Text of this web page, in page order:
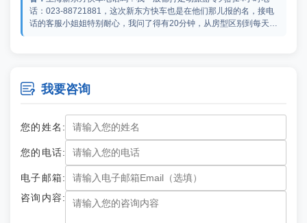
话：023-88721881，这次新东方快车也是在他们那儿报的名，接电
话的客服小姐姐特别耐心，我问了得有20分钟，从房型区别到每天几
上到北屯直接去禾木，完全不耽误。
作为铁路爱好者，我看过官方发布的实车视频和参数，可以负责
休闲桌椅、干湿分离卫浴，双床能拼大床。玺悦金钻一节4间住8人。
铂悦金钻上下铺，下铺抬高能塞32寸行李箱。至于新东方快车新疆游
什么地方可以报名参团，建议找官方代理商，比如足动旅游专列，他
们好像是新东方快车的合作方，可以在那儿了解排期和详细报价。重
点是：这车晚上跑路、白天停景点，不中转不换铺，省心是真省心，
价格也是真高端。
纪念日想和老婆去新疆旅游，不知道新东方快车的旅游线路
会安排哪些景点呀？
另一半坐过一次新东方快车旅游专列，简直就是把蜜月搬去新疆！我
 我要咨询
您的姓名:
您的电话:
电子邮箱:
咨询内容: